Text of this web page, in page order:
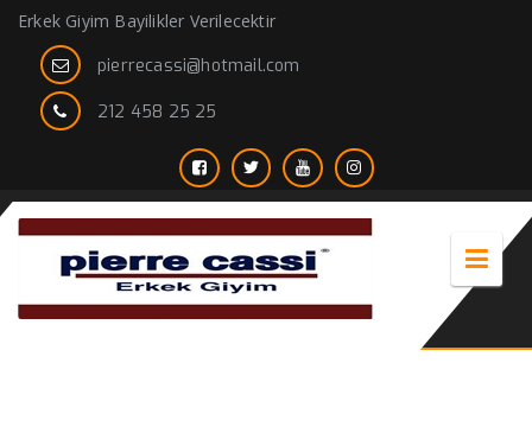
Erkek Giyim Bayilikler Verilecektir
pierrecassi@hotmail.com
212 458 25 25